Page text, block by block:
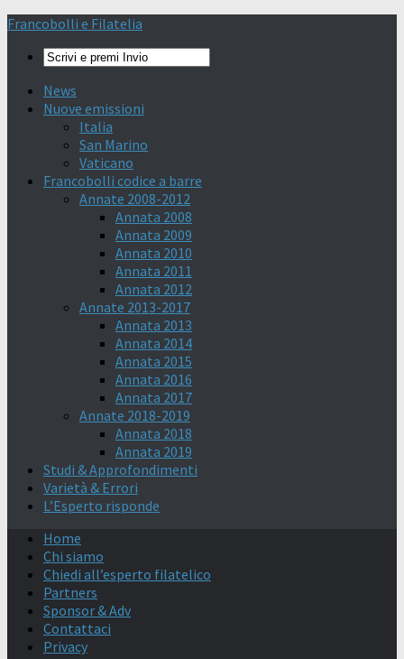
Francobolli e Filatelia
News
Nuove emissioni
Italia
San Marino
Vaticano
Francobolli codice a barre
Annate 2008-2012
Annata 2008
Annata 2009
Annata 2010
Annata 2011
Annata 2012
Annate 2013-2017
Annata 2013
Annata 2014
Annata 2015
Annata 2016
Annata 2017
Annate 2018-2019
Annata 2018
Annata 2019
Studi & Approfondimenti
Varietà & Errori
L’Esperto risponde
Home
Chi siamo
Chiedi all’esperto filatelico
Partners
Sponsor & Adv
Contattaci
Privacy